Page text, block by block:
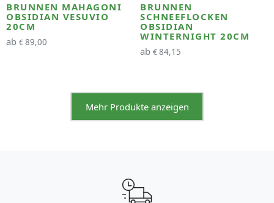
BRUNNEN MAHAGONI
OBSIDIAN VESUVIO
20CM
ab €89,00
BRUNNEN
SCHNEEFLOCKEN
OBSIDIAN
WINTERNIGHT 20CM
ab €84,15
Mehr Produkte anzeigen